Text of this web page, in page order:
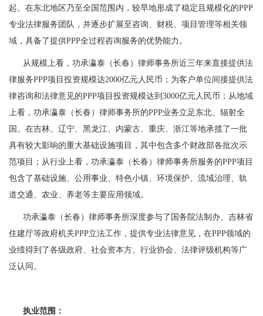
起。在东北地区乃至全国范围内，较早地形成了稳定且规模化的PPP
专业法律服务团队，并逐步扩展至咨询、财税、项目管理等相关领
域，具备了提供PPP全过程咨询服务的优势能力。
从规模上看，功承瀛泰（长春）律师事务所近三年来直接提供法
律服务PPP项目投资规模达2000亿元人民币；为客户单位间接提供法
律咨询和法律意见的PPP项目投资规模达到 3000亿元人民币；从地域
上看，功承瀛泰（长春）律师事务所的PPP业务立足东北、辐射全
国。在吉林、辽宁、黑龙江、内蒙古、重庆、浙江等地承揽了一批
具有较大影响的重大基础设施项目，其中包含多个财政部各批次示
范项目；从行业上看，功承瀛泰（长春）律师事务所服务的PPP项目
包含了基础设施、公用事业、特色小镇、环境保护、流域治理、轨
道交通、农业、养老等主要应用领域。
功承瀛泰（长春）律师事务所深度参与了国务院法制办、吉林省
住建厅等政府机关PPP立法工作，提供专业法律意见，在PPP领域的
业绩得到了各级政府、社会资本方、行业协会、法律评级机构等广
泛认同。
执业范围：